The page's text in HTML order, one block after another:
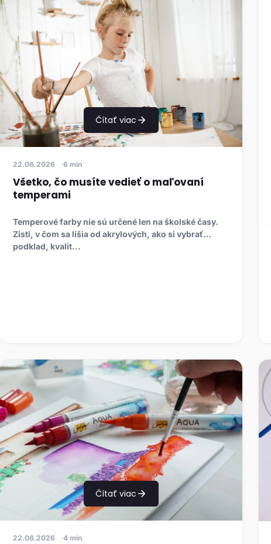
Čítať viac
22.06.2026 6 min
Všetko, čo musíte vedieť o maľovaní
temperami
Temperové farby nie sú určené len na školské časy.
Zisti, v čom sa líšia od akrylových, ako si vybrať
podklad, kvalit...
Čítať viac
22.06.2026 4 min